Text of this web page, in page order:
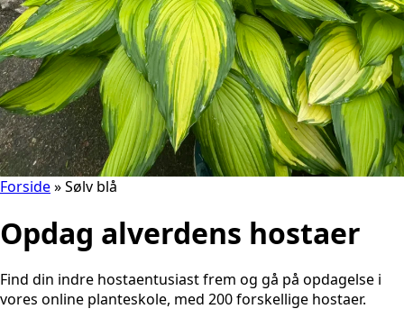
Forside»Sølv blå
Opdag alverdens hostaer
Find din indre hostaentusiast frem og gå på opdagelse i
vores online planteskole, med 200 forskellige hostaer.